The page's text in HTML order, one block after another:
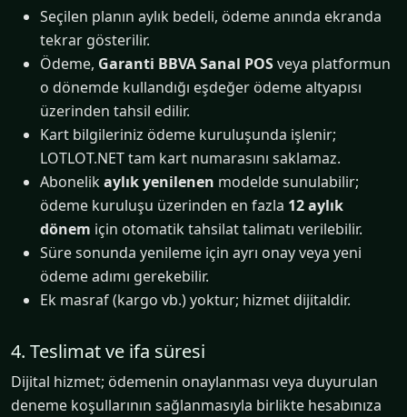
Seçilen planın aylık bedeli, ödeme anında ekranda
tekrar gösterilir.
Ödeme, Garanti BBVA Sanal POSveya platformun
o dönemde kullandığı eşdeğer ödeme altyapısı
üzerinden tahsil edilir.
Kart bilgileriniz ödeme kuruluşunda işlenir;
LOTLOT.NET tam kart numarasını saklamaz.
Abonelikaylık yenilenen modelde sunulabilir;
ödeme kuruluşu üzerinden en fazla 12 aylık
dönem için otomatik tahsilat talimatı verilebilir.
Süre sonunda yenileme için ayrı onay veya yeni
ödeme adımı gerekebilir.
Ek masraf (kargo vb.) yoktur; hizmet dijitaldir.
4. Teslimat ve ifa süresi
Dijital hizmet; ödemenin onaylanması veya duyurulan
deneme koşullarının sağlanmasıyla birlikte hesabınıza